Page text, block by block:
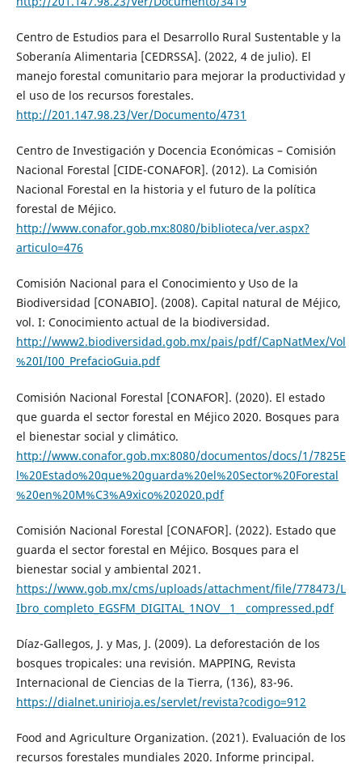
Centro de Estudios para el Desarrollo Rural Sustentable y la
Soberanía Alimentaria [CEDRSSA]. (2022, 4 de julio). El
manejo forestal comunitario para mejorar la productividad y
el uso de los recursos forestales.
http://201.147.98.23/Ver/Documento/4731
Centro de Investigación y Docencia Económicas – Comisión
Nacional Forestal [CIDE-CONAFOR]. (2012). La Comisión
Nacional Forestal en la historia y el futuro de la política
forestal de Méjico.
http://www.conafor.gob.mx:8080/biblioteca/ver.aspx?
articulo=476
Comisión Nacional para el Conocimiento y Uso de la
Biodiversidad [CONABIO]. (2008). Capital natural de Méjico,
vol. I: Conocimiento actual de la biodiversidad.
http://www2.biodiversidad.gob.mx/pais/pdf/CapNatMex/Vol
%20I/I00_PrefacioGuia.pdf
Comisión Nacional Forestal [CONAFOR]. (2020). El estado
que guarda el sector forestal en Méjico 2020. Bosques para
el bienestar social y climático.
http://www.conafor.gob.mx:8080/documentos/docs/1/7825E
l%20Estado%20que%20guarda%20el%20Sector%20Forestal
%20en%20M%C3%A9xico%202020.pdf
Comisión Nacional Forestal [CONAFOR]. (2022). Estado que
guarda el sector forestal en Méjico. Bosques para el
bienestar social y ambiental 2021.
https://www.gob.mx/cms/uploads/attachment/file/778473/L
Ibro_completo_EGSFM_DIGITAL_1NOV__1__compressed.pdf
Díaz-Gallegos, J. y Mas, J. (2009). La deforestación de los
bosques tropicales: una revisión. MAPPING, Revista
Internacional de Ciencias de la Tierra, (136), 83-96.
https://dialnet.unirioja.es/servlet/revista?codigo=912
Food and Agriculture Organization. (2021). Evaluación de los
recursos forestales mundiales 2020. Informe principal.